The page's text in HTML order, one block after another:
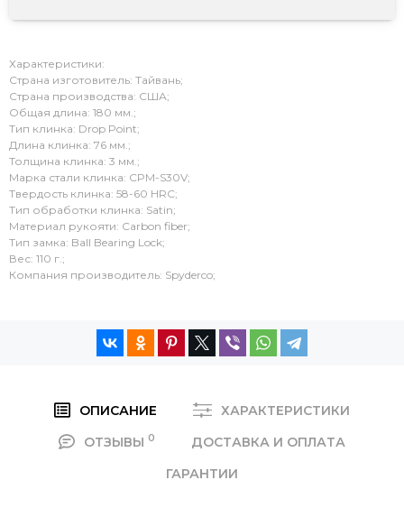
Характеристики:
Страна изготовитель: Тайвань;
Страна производства: США;
Общая длина: 180 мм.;
Тип клинка: Drop Point;
Длина клинка: 76 мм.;
Толщина клинка: 3 мм.;
Марка стали клинка: CPM-S30V;
Твердость клинка: 58-60 HRC;
Тип обработки клинка: Satin;
Материал рукояти: Carbon fiber;
Тип замка: Ball Bearing Lock;
Вес: 110 г.;
Компания производитель: Spyderco;
ОПИСАНИЕ
ХАРАКТЕРИСТИКИ
ОТЗЫВЫ 0
ДОСТАВКА И ОПЛАТА
ГАРАНТИИ